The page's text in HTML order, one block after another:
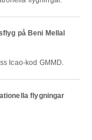
på Beni Mellal
Icao-kod GMMD.
flygningar